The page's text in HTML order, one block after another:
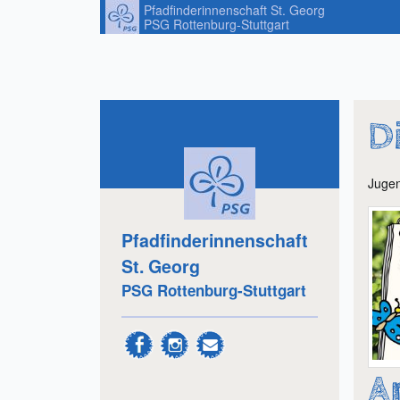
Pfadfinderinnenschaft St. Georg
PSG Rottenburg-Stuttgart
Pfadfinderinnenschaft
St. Georg
PSG Rottenburg-Stuttgart